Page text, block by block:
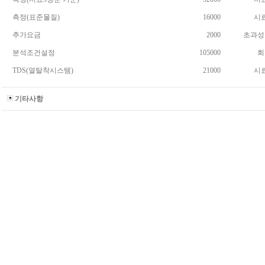
측정(표준물질) 16000 시
추가요금 2000 초과
분석조건설정 105000 회
TDS(열탈착시스템) 21000 시
기타사항